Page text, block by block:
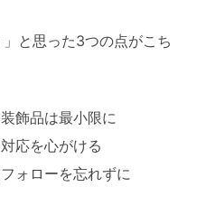
と思った3つの点がこち
飾品は最小限に
応を心がける
ォローを忘れずに